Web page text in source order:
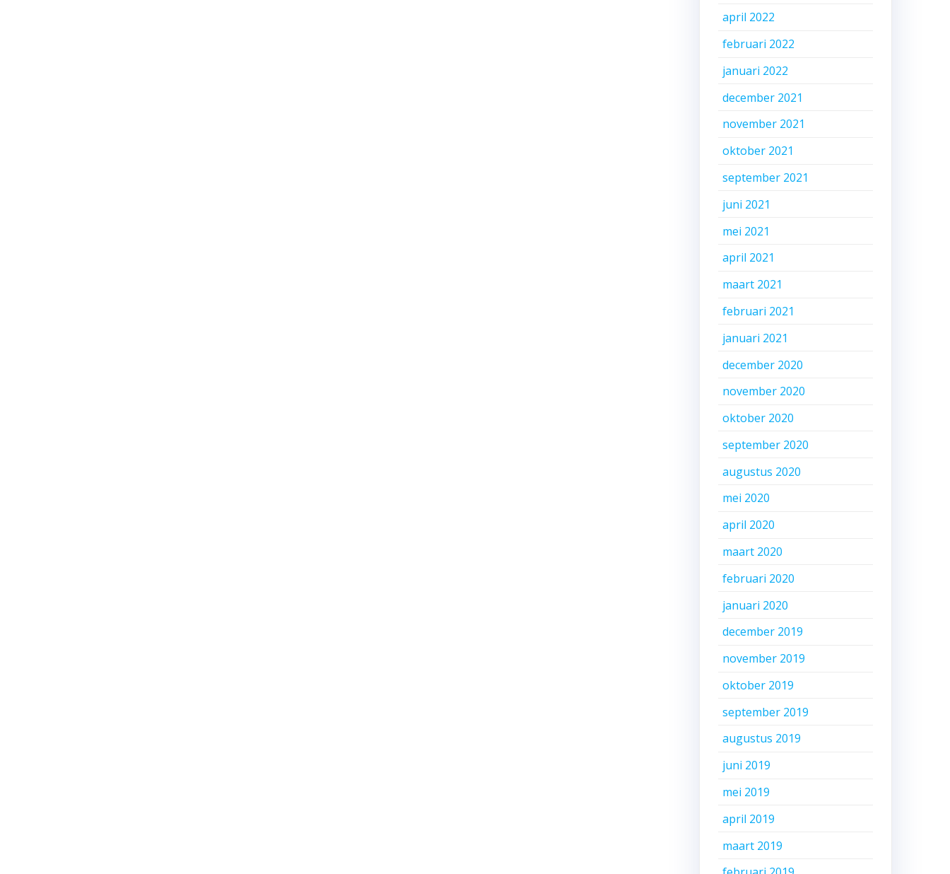
april 2022
februari 2022
januari 2022
december 2021
november 2021
oktober 2021
september 2021
juni 2021
mei 2021
april 2021
maart 2021
februari 2021
januari 2021
december 2020
november 2020
oktober 2020
september 2020
augustus 2020
mei 2020
april 2020
maart 2020
februari 2020
januari 2020
december 2019
november 2019
oktober 2019
september 2019
augustus 2019
juni 2019
mei 2019
april 2019
maart 2019